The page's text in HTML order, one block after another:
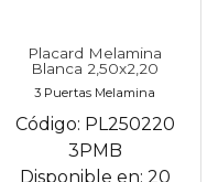
Placard Melamina
Blanca 2,50x2,20
3 Puertas Melamina
Código: PL250220
3PMB
Disponible en: 20